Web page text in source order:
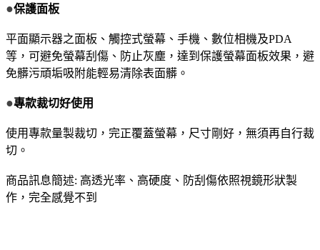
●保護面板
平面顯示器之面板、觸控式螢幕、手機、數位相機及PDA
等，可避免螢幕刮傷、防止灰塵，達到保護螢幕面板效果，避
免髒污頑垢吸附能輕易清除表面髒。
●專款裁切好使用
使用專款量製裁切，完正覆蓋螢幕，尺寸剛好，無須再自行裁
切。
商品訊息簡述: 高透光率、高硬度、防刮傷依照視鏡形狀製
作，完全感覺不到